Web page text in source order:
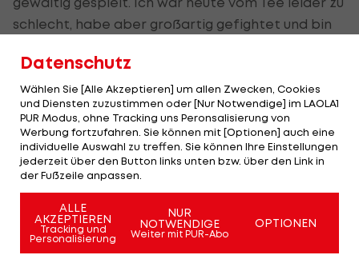
schlecht, habe aber großartig gefightet und bin
zweiten Platz. Bei den Annäherungen und auch auf
den Grüns war ich in dieser Woche echt stark."
Datenschutz
Wählen Sie [Alle Akzeptieren] um allen Zwecken, Cookies
und Diensten zuzustimmen oder [Nur Notwendige] im LAOLA1
PUR Modus, ohne Tracking uns Peronsalisierung von
Werbung fortzufahren. Sie können mit [Optionen] auch eine
individuelle Auswahl zu treffen. Sie können Ihre Einstellungen
jederzeit über den Button links unten bzw. über den Link in
der Fußzeile anpassen.
ALLE
AKZEPTIEREN
Tracking und
Personalisierung
NUR
NOTWENDIGE
Weiter mit PUR-Abo
OPTIONEN